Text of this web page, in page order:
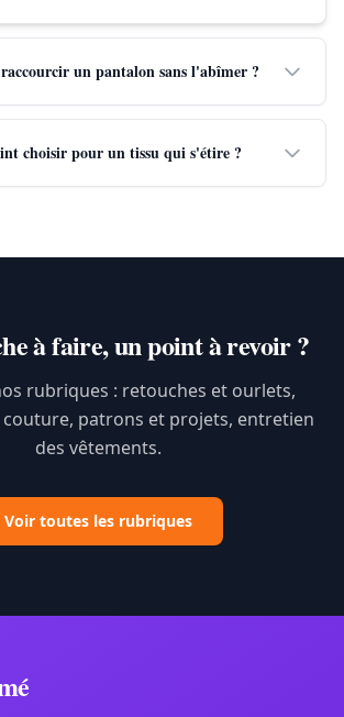
un pantalon sans l'abîmer ?
choisir pour un tissu qui s'étire ?
à faire, un point à revoir ?
rubriques : retouches et ourlets,
patrons et projets, entretien
des vêtements.
Voir toutes les rubriques